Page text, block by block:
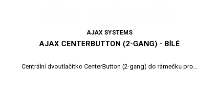
AJAX SYSTEMS
AJAX CENTERBUTTON (2-GANG) - BÍLÉ
Centrální dvoutlačítko CenterButton (2-gang) do rámečku pro...